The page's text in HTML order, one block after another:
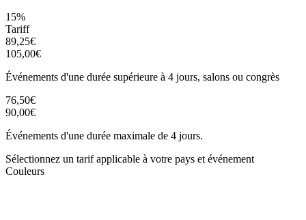
15%
Tariff
89,25€
105,00€
Événements d'une durée supérieure à 4 jours, salons ou congrès
76,50€
90,00€
Événements d'une durée maximale de 4 jours.
Sélectionnez un tarif applicable à votre pays et événement
Couleurs